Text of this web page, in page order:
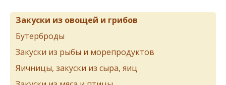
Закуски из овощей и грибов
Бутерброды
Закуски из рыбы и морепродуктов
Яичницы, закуски из сыра, яиц